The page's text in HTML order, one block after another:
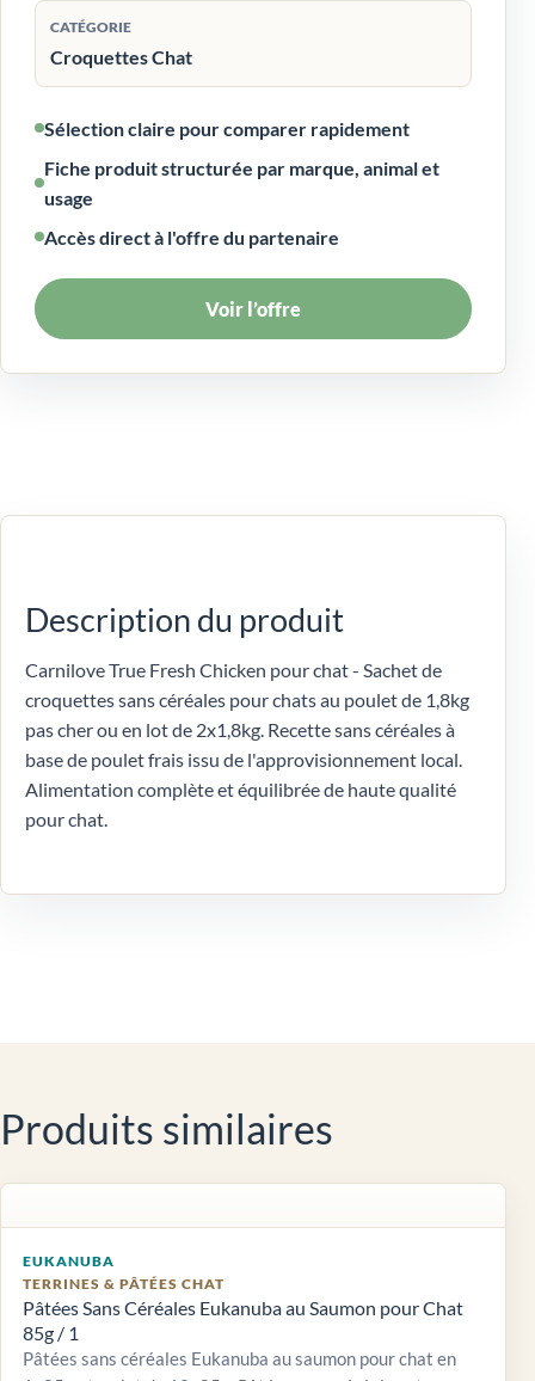
CATÉGORIE
Croquettes Chat
Sélection claire pour comparer rapidement
Fiche produit structurée par marque, animal et
usage
Accès direct à l'offre du partenaire
Voir l’offre
Description du produit
Carnilove True Fresh Chicken pour chat - Sachet de
croquettes sans céréales pour chats au poulet de 1,8kg
pas cher ou en lot de 2x1,8kg. Recette sans céréales à
base de poulet frais issu de l'approvisionnement local.
Alimentation complète et équilibrée de haute qualité
pour chat.
Produits similaires
EUKANUBA
TERRINES & PÂTÉES CHAT
Pâtées Sans Céréales Eukanuba au Saumon pour Chat
85g / 1
Pâtées sans céréales Eukanuba au saumon pour chat en